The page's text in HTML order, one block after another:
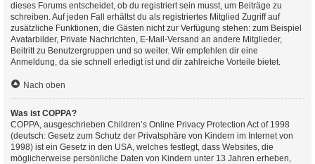
dieses Forums entscheidet, ob du registriert sein musst, um Beiträge zu
schreiben. Auf jeden Fall erhältst du als registriertes Mitglied Zugriff auf
zusätzliche Funktionen, die Gästen nicht zur Verfügung stehen: zum Beispiel
Avatarbilder, Private Nachrichten, E-Mail-Versand an andere Mitglieder,
Beitritt zu Benutzergruppen und so weiter. Wir empfehlen dir eine
Anmeldung, da sie schnell erledigt ist und dir zahlreiche Vorteile bietet.
Nach oben
Was ist COPPA?
COPPA, ausgeschrieben Children’s Online Privacy Protection Act of 1998
(deutsch: Gesetz zum Schutz der Privatsphäre von Kindern im Internet von
1998) ist ein Gesetz in den USA, welches festlegt, dass Websites, die
möglicherweise persönliche Daten von Kindern unter 13 Jahren erheben,